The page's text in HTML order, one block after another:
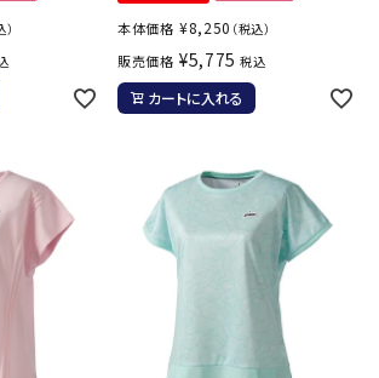
本体価格 ¥8,250 （税込）
販売価格 ¥5,775 税込
カートに入れる